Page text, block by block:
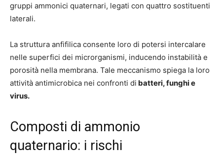
gruppi ammonici quaternari, legati con quattro sostituenti
laterali.
La struttura anfifilica consente loro di potersi intercalare
nelle superfici dei microrganismi, inducendo instabilità e
porosità nella membrana. Tale meccanismo spiega la loro
attività antimicrobica nei confronti di batteri, funghi e
virus.
Composti di ammonio
quaternario: i rischi